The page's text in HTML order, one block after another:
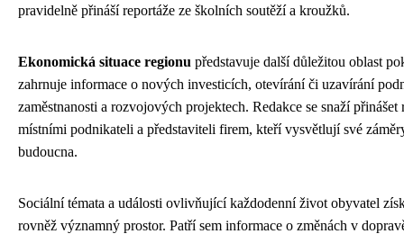
pravidelně přináší reportáže ze školních soutěží a kroužků.
Ekonomická situace regionu představuje další důležitou oblast
zahrnuje informace o nových investicích, otevírání či uzavírání
zaměstnanosti a rozvojových projektech. Redakce se snaží přinášet
místními podnikateli a představiteli firem, kteří vysvětlují své
budoucna.
Sociální témata a události ovlivňující každodenní život obyvatel
rovněž významný prostor. Patří sem informace o změnách v